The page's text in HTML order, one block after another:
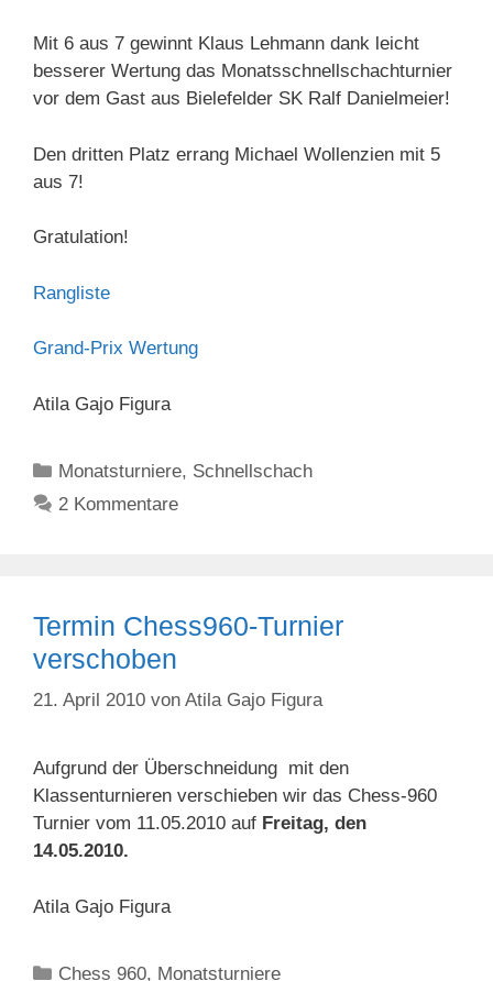
Mit 6 aus 7 gewinnt Klaus Lehmann dank leicht
besserer Wertung das Monatsschnellschachturnier
vor dem Gast aus Bielefelder SK Ralf Danielmeier!
Den dritten Platz errang Michael Wollenzien mit 5
aus 7!
Gratulation!
Rangliste
Grand-Prix Wertung
Atila Gajo Figura
Kategorien
Monatsturniere, Schnellschach
2 Kommentare
Termin Chess960-Turnier
verschoben
21. April 2010 von Atila Gajo Figura
Aufgrund der Überschneidung mit den
Klassenturnieren verschieben wir das Chess-960
Turnier vom 11.05.2010 auf Freitag, den
14.05.2010.
Atila Gajo Figura
Kategorien
Chess 960, Monatsturniere